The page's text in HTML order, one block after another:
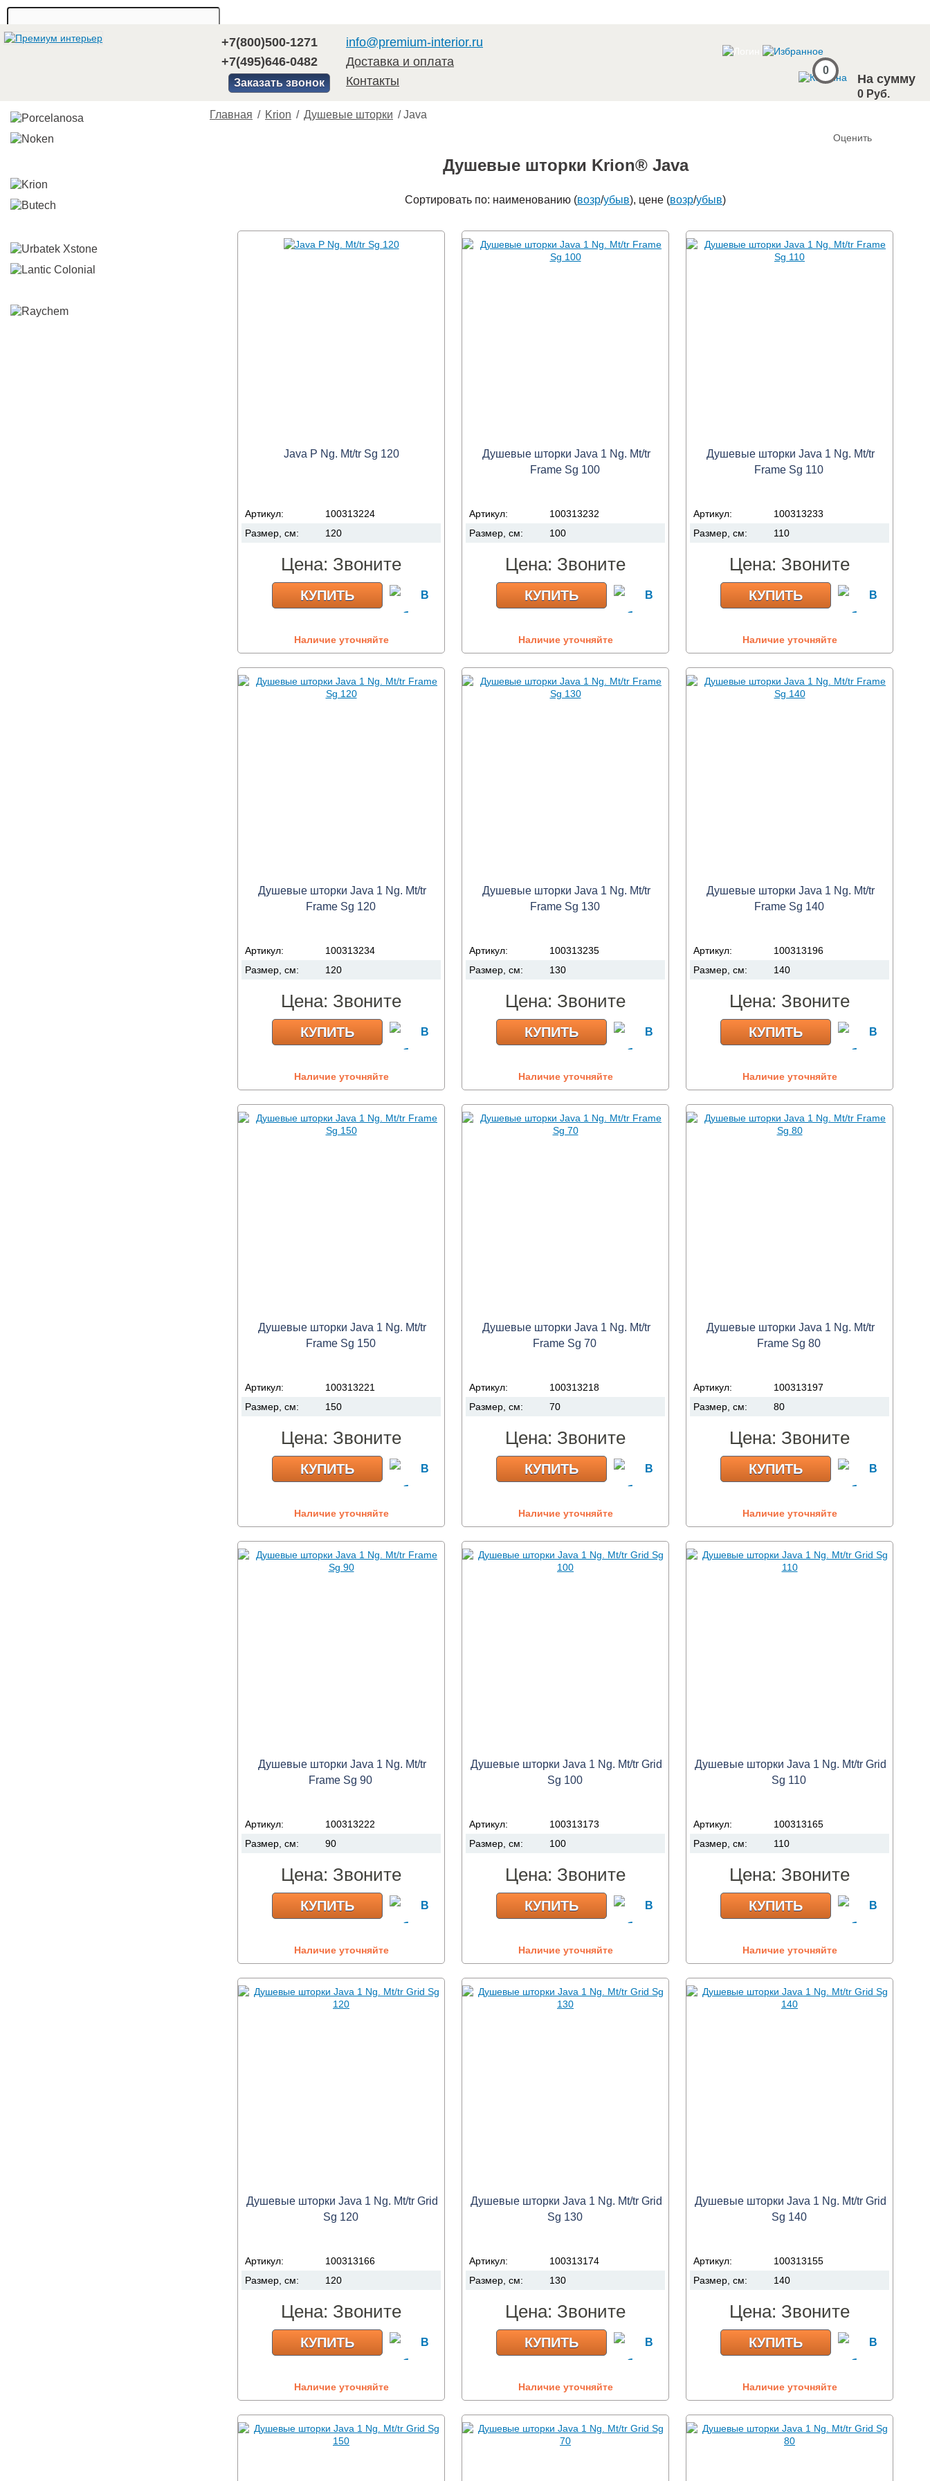
+7(800)500-1271
+7(495)646-0482
Заказать звонок
info@premium-interior.ru
Доставка и оплата
Контакты
0
На сумму
0 Руб.
Главная / Krion / Душевые шторки /Java
Оценить
Душевые шторки Krion® Java
Сортировать по: наименованию (возр/убыв), цене (возр/убыв)
Java P Ng. Mt/tr Sg 120
Артикул:
100313224
Размер, см:
120
Цена: Звоните
КУПИТЬ
Наличие уточняйте
Душевые шторки Java 1 Ng. Mt/tr
Frame Sg 100
Артикул:
100313232
Размер, см:
100
Цена: Звоните
КУПИТЬ
Наличие уточняйте
Душевые шторки Java 1 Ng. Mt/tr
Frame Sg 110
Артикул:
100313233
Размер, см:
110
Цена: Звоните
КУПИТЬ
Наличие уточняйте
Душевые шторки Java 1 Ng. Mt/tr
Frame Sg 120
Артикул:
100313234
Размер, см:
120
Цена: Звоните
КУПИТЬ
Наличие уточняйте
Душевые шторки Java 1 Ng. Mt/tr
Frame Sg 130
Артикул:
100313235
Размер, см:
130
Цена: Звоните
КУПИТЬ
Наличие уточняйте
Душевые шторки Java 1 Ng. Mt/tr
Frame Sg 140
Артикул:
100313196
Размер, см:
140
Цена: Звоните
КУПИТЬ
Наличие уточняйте
Душевые шторки Java 1 Ng. Mt/tr
Frame Sg 150
Артикул:
100313221
Размер, см:
150
Цена: Звоните
КУПИТЬ
Наличие уточняйте
Душевые шторки Java 1 Ng. Mt/tr
Frame Sg 70
Артикул:
100313218
Размер, см:
70
Цена: Звоните
КУПИТЬ
Наличие уточняйте
Душевые шторки Java 1 Ng. Mt/tr
Frame Sg 80
Артикул:
100313197
Размер, см:
80
Цена: Звоните
КУПИТЬ
Наличие уточняйте
Душевые шторки Java 1 Ng. Mt/tr
Frame Sg 90
Артикул:
100313222
Размер, см:
90
Цена: Звоните
КУПИТЬ
Наличие уточняйте
Душевые шторки Java 1 Ng. Mt/tr Grid
Sg 100
Артикул:
100313173
Размер, см:
100
Цена: Звоните
КУПИТЬ
Наличие уточняйте
Душевые шторки Java 1 Ng. Mt/tr Grid
Sg 110
Артикул:
100313165
Размер, см:
110
Цена: Звоните
КУПИТЬ
Наличие уточняйте
Душевые шторки Java 1 Ng. Mt/tr Grid
Sg 120
Артикул:
100313166
Размер, см:
120
Цена: Звоните
КУПИТЬ
Наличие уточняйте
Душевые шторки Java 1 Ng. Mt/tr Grid
Sg 130
Артикул:
100313174
Размер, см:
130
Цена: Звоните
КУПИТЬ
Наличие уточняйте
Душевые шторки Java 1 Ng. Mt/tr Grid
Sg 140
Артикул:
100313155
Размер, см:
140
Цена: Звоните
КУПИТЬ
Наличие уточняйте